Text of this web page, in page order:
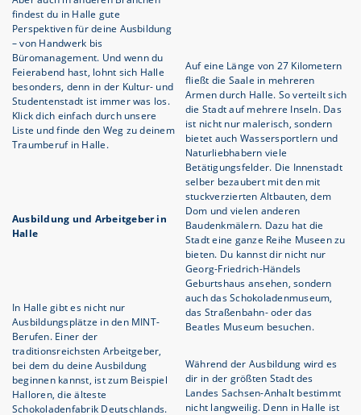
findest du in Halle gute
Perspektiven für deine Ausbildung
– von Handwerk bis
Büromanagement. Und wenn du
Feierabend hast, lohnt sich Halle
besonders, denn in der Kultur- und
Studentenstadt ist immer was los.
Klick dich einfach durch unsere
Liste und finde den Weg zu deinem
Traumberuf in Halle.
Ausbildung und Arbeitgeber in
Halle
In Halle gibt es nicht nur
Ausbildungsplätze in den MINT-
Berufen. Einer der
traditionsreichsten Arbeitgeber,
bei dem du deine Ausbildung
beginnen kannst, ist zum Beispiel
Halloren, die älteste
Schokoladenfabrik Deutschlands.
Auf eine Länge von 27 Kilometern
fließt die Saale in mehreren
Armen durch Halle. So verteilt sich
die Stadt auf mehrere Inseln. Das
ist nicht nur malerisch, sondern
bietet auch Wassersportlern und
Naturliebhabern viele
Betätigungsfelder. Die Innenstadt
selber bezaubert mit den mit
stuckverzierten Altbauten, dem
Dom und vielen anderen
Baudenkmälern. Dazu hat die
Stadt eine ganze Reihe Museen zu
bieten. Du kannst dir nicht nur
Georg-Friedrich-Händels
Geburtshaus ansehen, sondern
auch das Schokoladenmuseum,
das Straßenbahn- oder das
Beatles Museum besuchen.
Während der Ausbildung wird es
dir in der größten Stadt des
Landes Sachsen-Anhalt bestimmt
nicht langweilig. Denn in Halle ist